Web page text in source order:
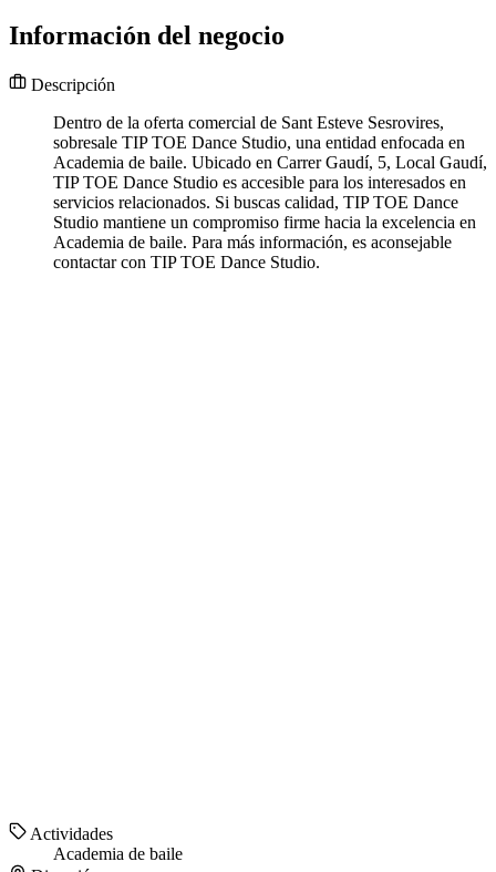
Información del negocio
Descripción
Dentro de la oferta comercial de Sant Esteve Sesrovires,
sobresale TIP TOE Dance Studio, una entidad enfocada en
Academia de baile. Ubicado en Carrer Gaudí, 5, Local Gaudí,
TIP TOE Dance Studio es accesible para los interesados en
servicios relacionados. Si buscas calidad, TIP TOE Dance
Studio mantiene un compromiso firme hacia la excelencia en
Academia de baile. Para más información, es aconsejable
contactar con TIP TOE Dance Studio.
Actividades
Academia de baile